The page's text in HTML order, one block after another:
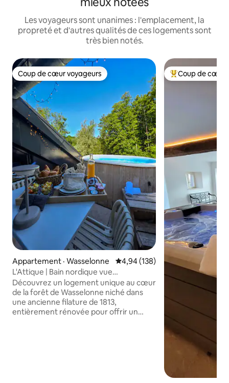
Les voyageurs sont unanimes : l'emplacement, la
propreté et d'autres qualités de ces logements sont
très bien notés.
Coup de cœur voyageurs
Coup de cœur voyageurs
Appartement · Wasselonne Note moyenne de 4,94 sur 5,
4,94 (138)
L'Attique | Bain nordique vue
panoramique rivière
Découvrez un logement unique au cœur
de la forêt de Wasselonne niché dans
une ancienne filature de 1813,
entièrement rénovée pour offrir un
Coup de cœur
Coup de cœur